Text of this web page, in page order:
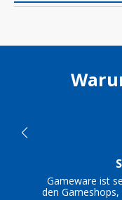
Gameware ist
den Gameshops,